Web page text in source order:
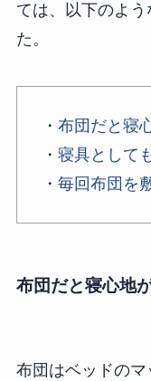
ては、以下のよ
た。
・ 布団だと寝
・ 寝具として
・ 毎回布団を
布団だと寝心地
布団はベッドのマ